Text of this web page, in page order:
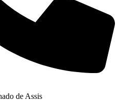
de Assis